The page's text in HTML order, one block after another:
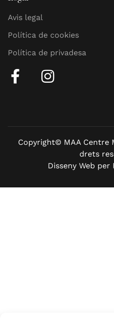
Avis legal
Política de cookies
Política de privadesa
Copyright© MAA Centre
drets
Disseny Web